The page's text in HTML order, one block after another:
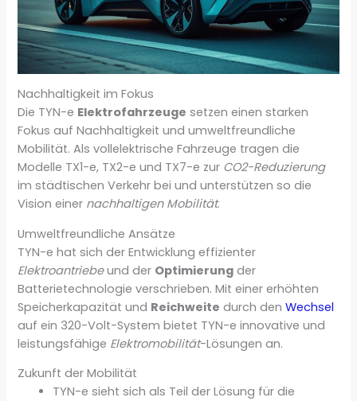
Nachhaltigkeit im Fokus
Die TYN-e Elektrofahrzeuge setzen einen starken
Fokus auf Nachhaltigkeit und umweltfreundliche
Mobilität. Als vollelektrische Fahrzeuge tragen die
Modelle TX1-e, TX2-e und TX7-e zur CO2-Reduzierung
im städtischen Verkehr bei und unterstützen so die
Vision einer nachhaltigen Mobilität.
Umweltfreundliche Ansätze
TYN-e hat sich der Entwicklung effizienter
Elektroantriebeund der Optimierung der
Batterietechnologie verschrieben. Mit einer erhöhten
Speicherkapazität und Reichweite durch denWechsel
auf ein 320-Volt-System bietet TYN-e innovative und
leistungsfähige Elektromobilität-Lösungen an.
Zukunft der Mobilität
TYN-e sieht sich als Teil der Lösung für die